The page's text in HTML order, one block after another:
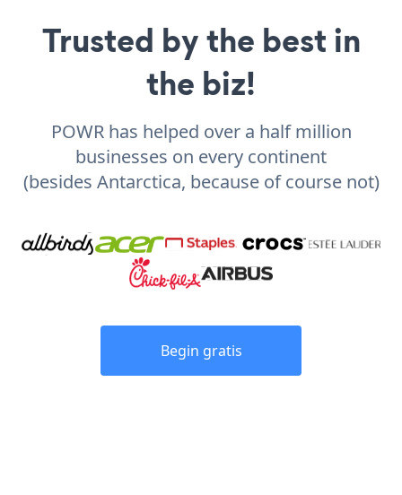
Trusted by the best in
the biz!
POWR has helped over a half million
businesses on every continent
(besides Antarctica, because of course not)
Begin gratis